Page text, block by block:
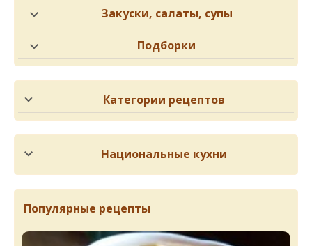
Закуски, салаты, супы
Подборки
Категории рецептов
Национальные кухни
Популярные рецепты